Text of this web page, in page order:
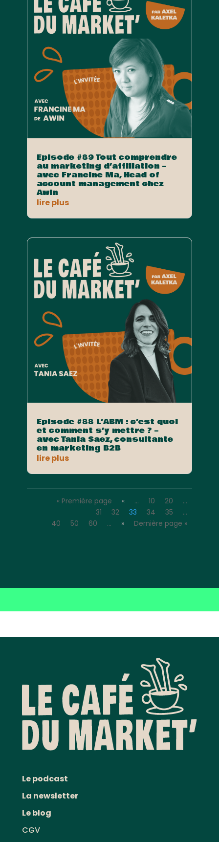
Episode #89 Tout comprendre
au marketing d’affiliation –
avec Francine Ma, Head of
account management chez
Awin
lire plus
Episode #88 L’ABM : c’est quoi
et comment s’y mettre ? –
avec Tania Saez, consultante
en marketing B2B
lire plus
« Première page « … 10 20
…
31
32 33 34 35
…
40
50 60 … » Dernière page »
Le podcast
La newsletter
Le blog
CGV